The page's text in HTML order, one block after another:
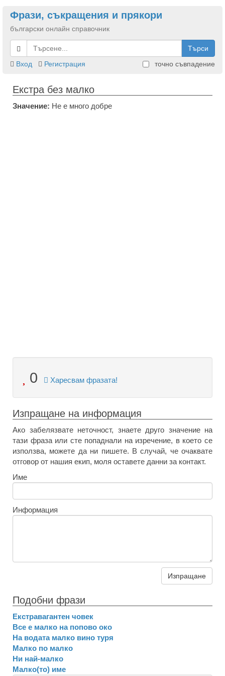
Фрази, съкращения и прякори
български онлайн справочник
Търси
Вход
Регистрация точно съвпадение
Екстра без малко
Значение: Не е много добре
0 Харесвам фразата!
Изпращане на информация
Ако забелязвате неточност, знаете друго значение на
тази фраза или сте попаднали на изречение, в което се
използва, можете да ни пишете. В случай, че очаквате
отговор от нашия екип, моля оставете данни за контакт.
Име
Информация
Изпращане
Подобни фрази
Екстравагантен човек
Все е малко на попово око
На водата малко вино туря
Малко по малко
Ни най-малко
Малко(то) име